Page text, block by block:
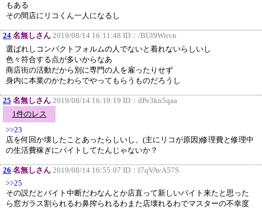
もある
その間店にリコくん一人になるし
24 名無しさん 2019/08/14 16:11:48 ID： /BUl9Wirvn
選ばれしコンパクトフォルムの人でないと着れないらしいし
色々符合する点が多いからなあ
商店街の活動だから別に専門の人を雇ったりせず
身内に本業のかたわらでやってもらうものだろうし
25 名無しさん 2019/08/14 16:19:19 ID： dPe3kn5qaa
1件のレス
>>23
店を何回か壊したことあったらしいし、(主にリコが原因)修理費と修理中
の生活費稼ぎにバイトしてたんじゃないか？
26 名無しさん 2019/08/14 16:55:07 ID： l7qVAvA57S
>>25
その説だとバイト中断だわなんとか店直って新しいバイト来たと思った
ら窓ガラス割られるわ鼻搾られるわまた店壊れるわでマスターの不幸度